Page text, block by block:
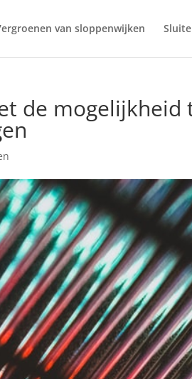
van sloppenwijken
de mogelijkheid